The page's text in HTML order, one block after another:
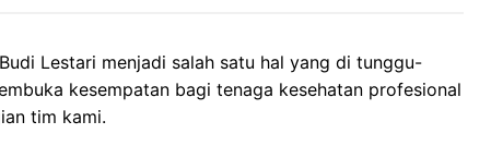
Lestari menjadi salah satu hal yang di tunggu-
kesempatan bagi tenaga kesehatan profesional
tim kami.